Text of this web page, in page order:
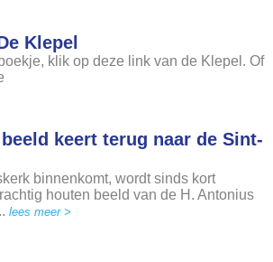
Klepel
klik op deze link van de Klepel. Of
keert terug naar de Sint-
binnenkomt, wordt sinds kort
houten beeld van de H. Antonius
lees meer >